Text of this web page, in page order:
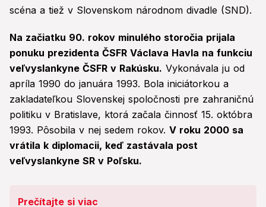
scéna a tiež v Slovenskom národnom divadle (SND).
Na začiatku 90. rokov minulého storočia prijala
ponuku prezidenta ČSFR Václava Havla na funkciu
veľvyslankyne ČSFR v Rakúsku. Vykonávala ju od
apríla 1990 do januára 1993. Bola iniciátorkou a
zakladateľkou Slovenskej spoločnosti pre zahraničnú
politiku v Bratislave, ktorá začala činnosť 15. októbra
1993. Pôsobila v nej sedem rokov. V roku 2000 sa
vrátila k diplomacii, keď zastávala post
veľvyslankyne SR v Poľsku.
Prečítajte si viac